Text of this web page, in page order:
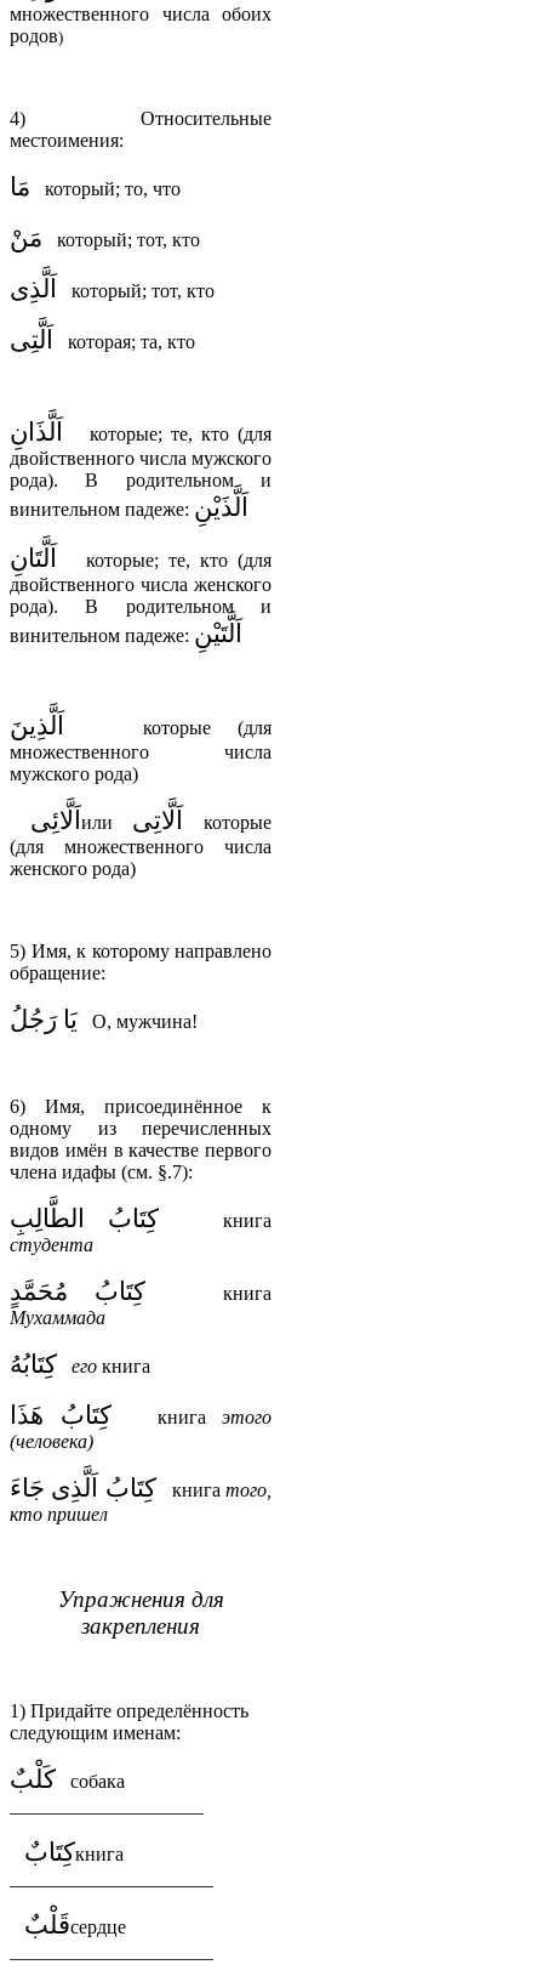
множественного числа обоих
родов)
4) Относительные
местоимения:
مَا который; то, что
مَنْ который; тот, кто
اَلَّذِى который; тот, кто
اَلَّتِى которая; та, кто
اَلَّذَانِ
которые; те, кто (для
двойственного числа мужского
рода). В родительном и
винительном падеже: اَلَّذَيْنِ
اَلَّتَانِ
которые; те, кто (для
двойственного числа женского
рода). В родительном и
винительном падеже: اَلَّتَيْنِ
اَلَّذِينَ
которые (для
множественного числа
мужского рода)
اَلَّائِى или اَلَّاتِى
которые
(для множественного числа
женского рода)
5) Имя, к которому направлено
обращение:
يَا رَجُلُ О, мужчина!
6) Имя, присоединённое к
одному из перечисленных
видов имён в качестве первого
члена идафы (см. §.7):
كِتَابُ الطَّالِبِ книга
студента
كِتَابُ مُحَمَّدٍ книга
Мухаммада
كِتَابُهُ его книга
كِتَابُ هَذَا книгаэтого
(человека)
كِتَابُ اَلَّذِى جَاءَ книгатого,
кто пришел
Упражнения для
закрепления
1) Придайте определённость
следующим именам:
كَلْبٌ собака
كِتَابٌкнига
قَلْبٌсердце